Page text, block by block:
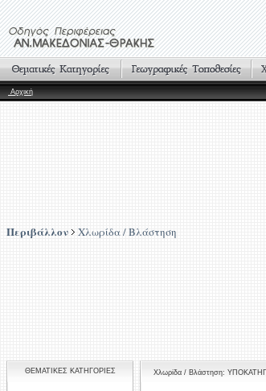
Αρχική
Περιβάλλον Χλωρίδα / Βλάστηση
ΘΕΜΑΤΙΚΕΣ ΚΑΤΗΓΟΡΙΕΣ Χλωρίδα / Βλάστηση: